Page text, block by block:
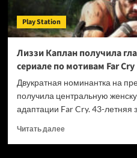
Play Station
Лиззи Каплан получила
сериале по мотивам Far Cry
Двукратная номинантка на
получила центральную
адаптации Far Cry. 43-летняя
Читать далееПрочитать